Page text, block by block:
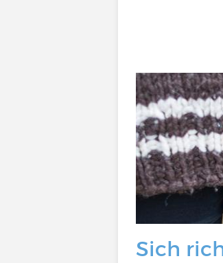
Sich